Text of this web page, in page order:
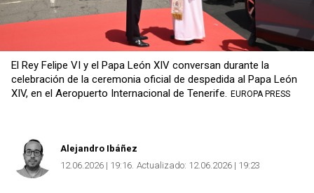
El Rey Felipe VI y el Papa León XIV conversan durante la
celebración de la ceremonia oficial de despedida al Papa León
XIV, en el Aeropuerto Internacional de Tenerife. EUROPA PRESS
Alejandro Ibáñez
12.06.2026 | 19:16 Actualizado: 12.06.2026 | 19:23